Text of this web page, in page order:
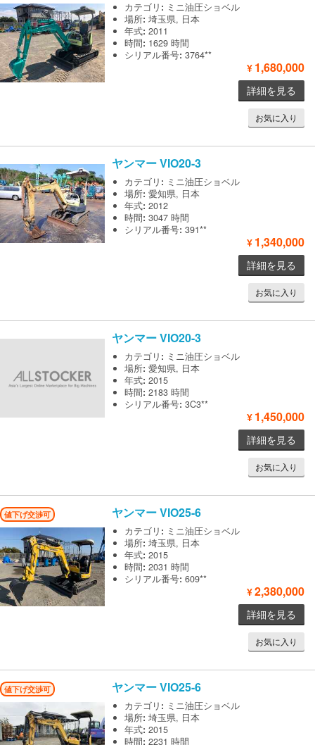
カテゴリ : ミニ油圧ショベル
場所:埼玉県, 日本
年式:2011
時間: 1629 時間
シリアル番号:3764**
¥ 1,680,000
詳細を見る
お気に入り
ヤンマーVIO20-3
カテゴリ : ミニ油圧ショベル
場所:愛知県, 日本
年式:2012
時間:3047 時間
シリアル番号:391**
¥ 1,340,000
詳細を見る
お気に入り
ヤンマーVIO20-3
カテゴリ : ミニ油圧ショベル
場所:愛知県, 日本
年式:2015
時間:2183 時間
シリアル番号:3C3**
¥ 1,450,000
詳細を見る
お気に入り
値下げ交渉可 ヤンマーVIO25-6
カテゴリ : ミニ油圧ショベル
場所:埼玉県, 日本
年式:2015
時間:2031 時間
シリアル番号:609**
¥2,380,000
詳細を見る
お気に入り
値下げ交渉可 ヤンマーVIO25-6
カテゴリ : ミニ油圧ショベル
場所:埼玉県, 日本
年式:2015
時間:2231 時間